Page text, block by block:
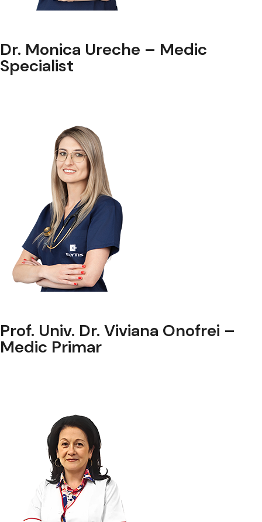
Dr. Monica Ureche – Medic
Specialist
Prof. Univ. Dr. Viviana Onofrei –
Medic Primar